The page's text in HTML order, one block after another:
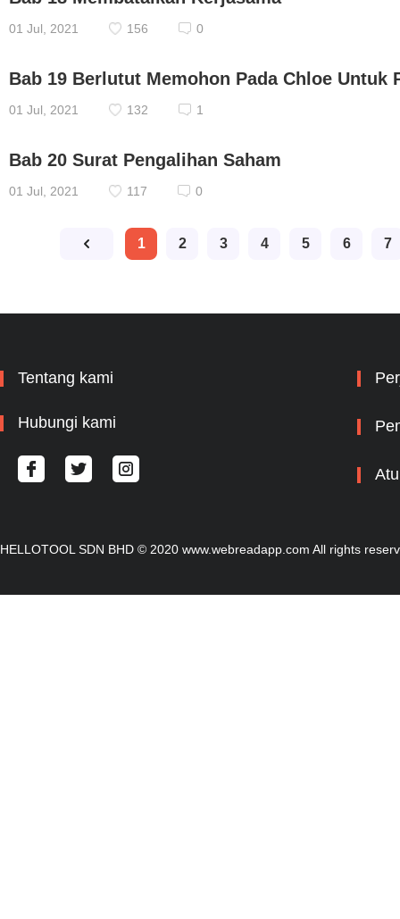
01 Jul, 2021 156 0
Bab 19 Berlutut Memohon Pada Chloe Untuk
01 Jul, 2021 132 1
Bab 20 Surat Pengalihan Saham
01 Jul, 2021 117 0
1 2 3 4 5 6 7
Tentang kami
Hubungi kami
HELLOTOOL SDN BHD © 2020 www.webreadapp.com All rights